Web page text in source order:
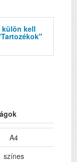
külön kell
A4
színes